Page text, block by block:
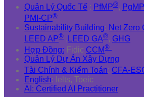
Quản Lý Quốc Tế : PfMP®, PgMP
PMI-CP®
Sustainability Building: Net Zero
LEED AP® , LEED GA®, GHG
Hợp Đồng: Fidic CCM®
Quản Lý Dự Án Xây Dựng
Tài Chính & Kiểm Toán: CFA-
English: Ielts, Toeic
AI: Certified AI Practitioner